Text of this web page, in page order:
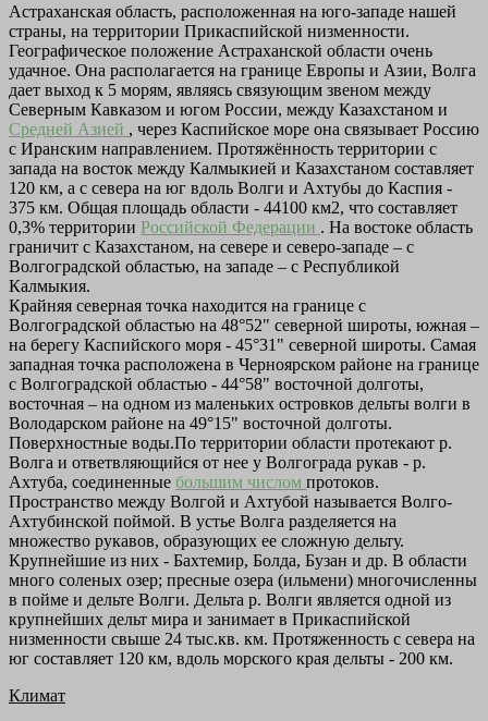
Астраханская область, расположенная на юго-западе нашей
страны, на территории Прикаспийской низменности.
Географическое положение Астраханской области очень
удачное. Она располагается на границе Европы и Азии, Волга
дает выход к 5 морям, являясь связующим звеном между
Северным Кавказом и югом России, между Казахстаном и
Средней Азией , через Каспийское море она связывает Россию
с Иранским направлением. Протяжённость территории с
запада на восток между Калмыкией и Казахстаном составляет
120 км, а с севера на юг вдоль Волги и Ахтубы до Каспия -
375 км. Общая площадь области - 44100 км2, что составляет
0,3% территории Российской Федерации . На востоке область
граничит с Казахстаном, на севере и северо-западе – с
Волгоградской областью, на западе – с Республикой
Калмыкия.
Крайняя северная точка находится на границе с
Волгоградской областью на 48°52" северной широты, южная –
на берегу Каспийского моря - 45°31" северной широты. Самая
западная точка расположена в Черноярском районе на границе
с Волгоградской областью - 44°58" восточной долготы,
восточная – на одном из маленьких островков дельты волги в
Володарском районе на 49°15" восточной долготы.
Поверхностные воды.По территории области протекают р.
Волга и ответвляющийся от нее у Волгограда рукав - р.
Ахтуба, соединенные большим числом протоков.
Пространство между Волгой и Ахтубой называется Волго-
Ахтубинской поймой. В устье Волга разделяется на
множество рукавов, образующих ее сложную дельту.
Крупнейшие из них - Бахтемир, Болда, Бузан и др. В области
много соленых озер; пресные озера (ильмени) многочисленны
в пойме и дельте Волги. Дельта р. Волги является одной из
крупнейших дельт мира и занимает в Прикаспийской
низменности свыше 24 тыс.кв. км. Протяженность с севера на
юг составляет 120 км, вдоль морского края дельты - 200 км.
Климат